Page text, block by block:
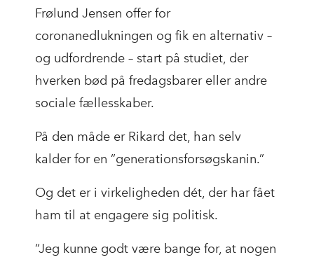
Frølund Jensen offer for
coronanedlukningen og fik en alternativ –
og udfordrende – start på studiet, der
hverken bød på fredagsbarer eller andre
sociale fællesskaber.
På den måde er Rikard det, han selv
kalder for en ”generationsforsøgskanin.”
Og det er i virkeligheden dét, der har fået
ham til at engagere sig politisk.
“Jeg kunne godt være bange for, at nogen